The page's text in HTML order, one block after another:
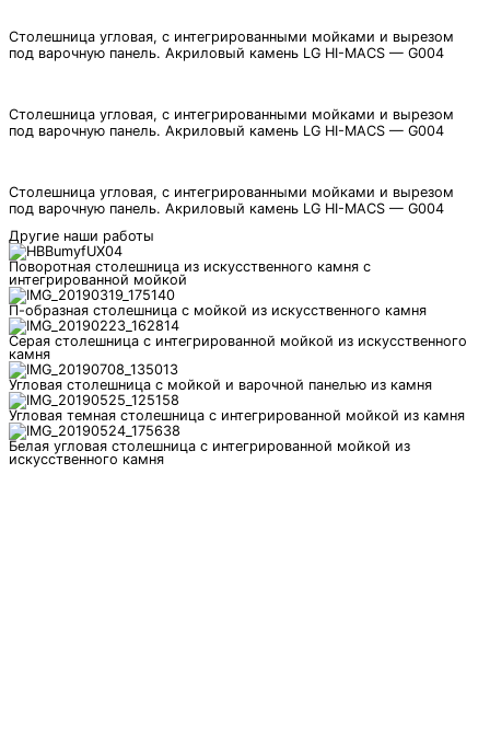
Столешница угловая, с интегрированными мойками и вырезом
под варочную панель. Акриловый камень LG HI-MACS — G004
Столешница угловая, с интегрированными мойками и вырезом
под варочную панель. Акриловый камень LG HI-MACS — G004
Столешница угловая, с интегрированными мойками и вырезом
под варочную панель. Акриловый камень LG HI-MACS — G004
Другие наши работы
Поворотная столешница из искусственного камня с
интегрированной мойкой
П-образная столешница с мойкой из искусственного камня
Серая столешница с интегрированной мойкой из искусственного
камня
Угловая столешница с мойкой и варочной панелью из камня
Угловая темная столешница с интегрированной мойкой из камня
Белая угловая столешница с интегрированной мойкой из
искусственного камня